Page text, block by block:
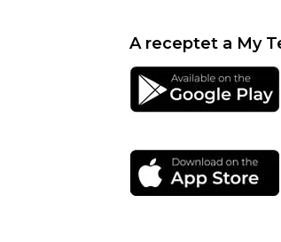
A receptet a My